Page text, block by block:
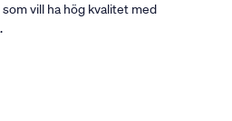
vill ha hög kvalitet med